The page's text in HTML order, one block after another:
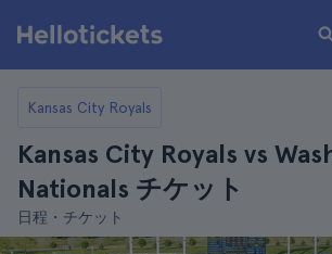
Kansas City Royals
Kansas City Royals vs
Nationals チケット
日程・チケット